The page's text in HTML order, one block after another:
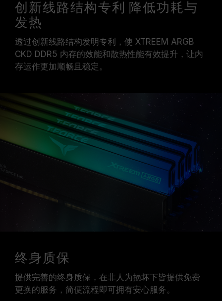
创新线路结构专利 降低功耗与
发热
透过创新线路结构发明专利，使 XTREEM ARGB
CKD DDR5 内存的效能和散热性能有效提升，让内
存运作更加顺畅且稳定。
终身质保
提供完善的终身质保，在非人为损坏下皆提供免费
更换的服务，简便流程即可拥有安心服务。